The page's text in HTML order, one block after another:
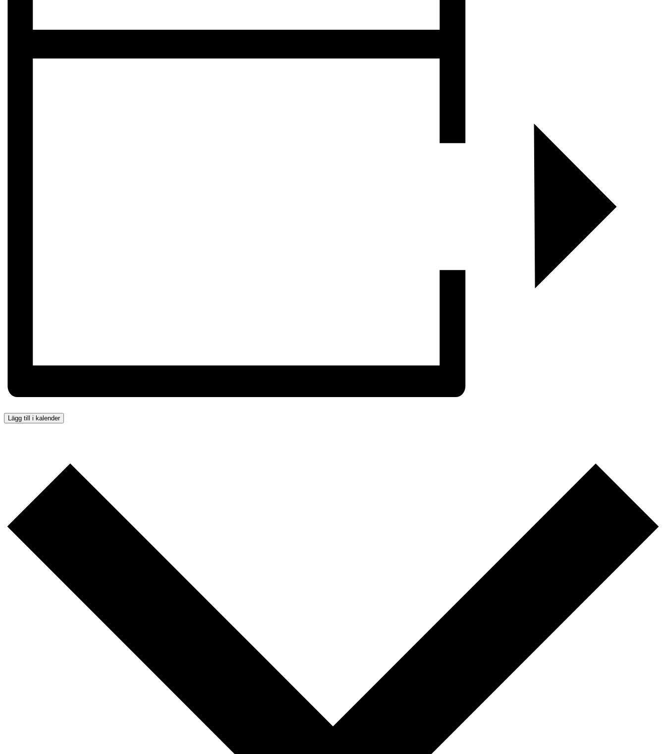
Lägg till i kalender